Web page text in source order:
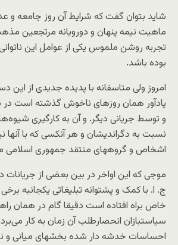
شاید بتوان گفت که شرایط آن روز جامعه و
ماهیت نیمه پنهان و دورویانه مرتجعین
تجربه روشن ملموس یکی از عوامل این
بوده باشد.
امروز ولی متاسفانه با پدیده جدیدی از
یادآور همان روزهای ناخوش گذشته است
و توسط جریانی دیگر. و آن به کارگیری
نسبت به دگراندیشان و هر آنکسی که با
اشخاص و گروههای منتقد جمهوری اسلامی
موجی که این اواخر در بین بعضی از جریانات
ج. ا. با کمک و پشتوانه تبلیغاتی یکجانبه
خاص براه افتاده است دقیقا گام در همان
سیاستبازان انحصارطلب آن زمان به کار
احساسات خدشه دار شده بخشهای میانی و